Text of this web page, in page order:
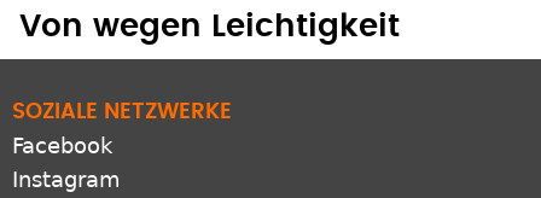
Von wegen Leichtigkeit
SOZIALE NETZWERKE
Facebook
Instagram